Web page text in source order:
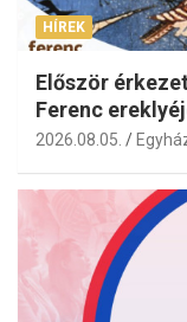
HÍREK
Először
Ferenc
2026.08.05.